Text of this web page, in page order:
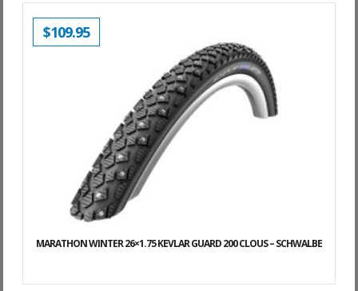
MARATHON WINTER 26×1.75 KEVLAR GUARD 200 CLOUS – SCHWALBE
$109.95